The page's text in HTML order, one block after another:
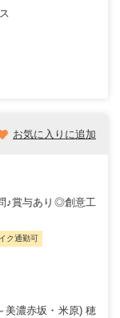
お気に入りに追加
♪賞与あり◎創意工
ク通勤可
美濃赤坂・米原) 穂